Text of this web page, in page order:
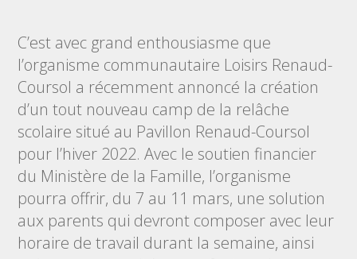
C’est avec grand enthousiasme que
l’organisme communautaire Loisirs Renaud-
Coursol a récemment annoncé la création
d’un tout nouveau camp de la relâche
scolaire situé au Pavillon Renaud-Coursol
pour l’hiver 2022. Avec le soutien financier
du Ministère de la Famille, l’organisme
pourra offrir, du 7 au 11 mars, une solution
aux parents qui devront composer avec leur
horaire de travail durant la semaine, ainsi